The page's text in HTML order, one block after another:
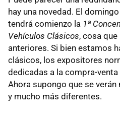
hay una novedad. El
tendrá comienzo la 1ª
Vehículos Clásicos, cosa
anteriores. Si bien estamos
clásicos, los expositores
dedicadas a la compra-
Ahora supongo que se
y mucho más diferentes.